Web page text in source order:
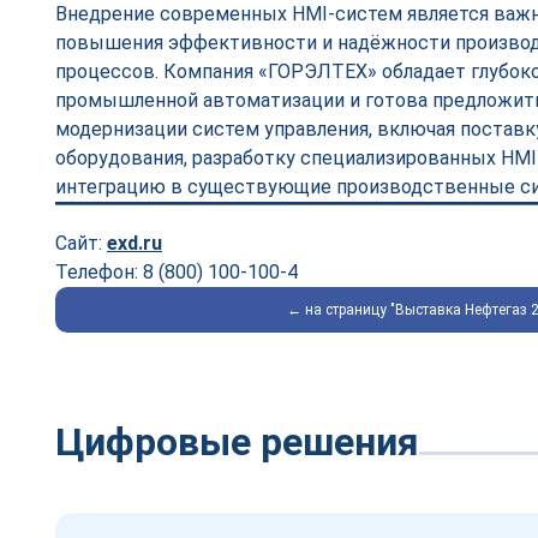
Внедрение современных HMI-систем является
повышения эффективности и надёжности
процессов. Компания «ГОРЭЛТЕХ» обладает
промышленной автоматизации и готова
модернизации систем управления, включая
оборудования, разработку специализированных
интеграцию в существующие производственные
Сайт: exd.ru
Телефон: 8 (800) 100-100-4
← на страницу "Выставка Нефтегаз
Цифровые решения